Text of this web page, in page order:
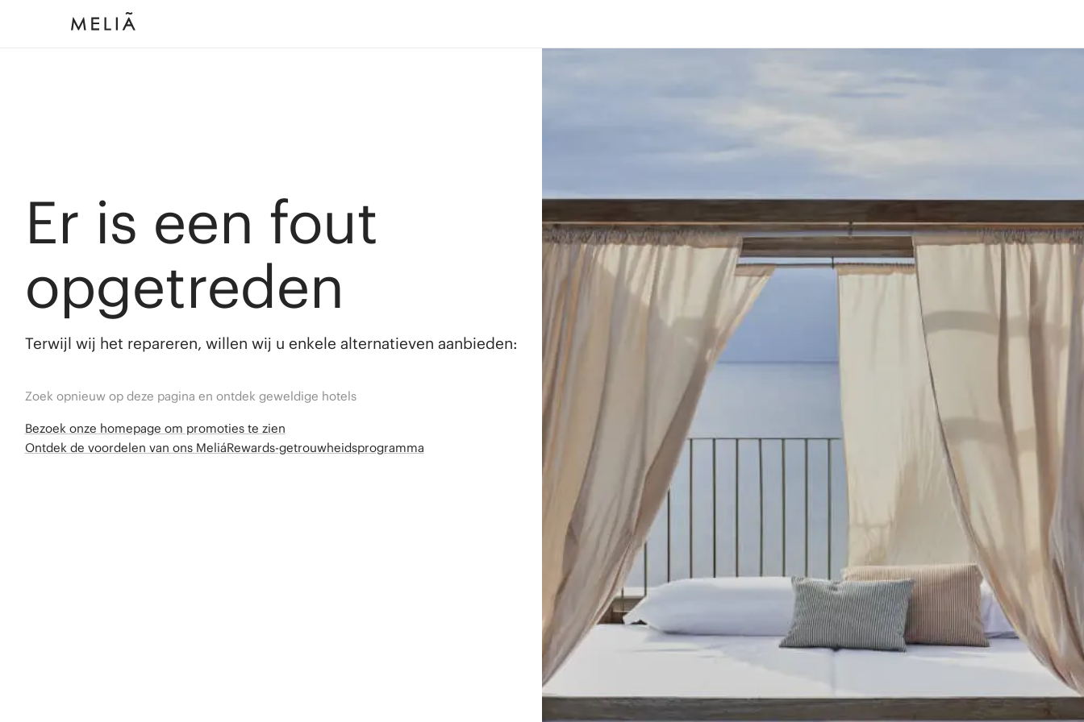
Er is een fout
opgetreden
Terwijl wij het repareren, willen wij u enkele alternatieven aanbieden:
Zoek opnieuw op deze pagina en ontdek geweldige hotels
Bezoek onze homepage om promoties te zien
Ontdek de voordelen van ons MeliáRewards-getrouwheidsprogramma